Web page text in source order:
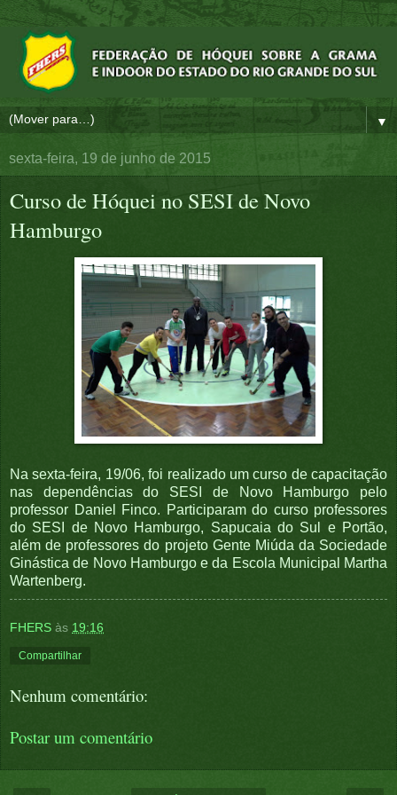
▼
sexta-feira, 19 de junho de 2015
Curso de Hóquei no SESI de Novo
Hamburgo
Na sexta-feira, 19/06, foi realizado um curso de capacitação
nas dependências do SESI de Novo Hamburgo pelo
professor Daniel Finco. Participaram do curso professores
do SESI de Novo Hamburgo, Sapucaia do Sul e Portão,
além de professores do projeto Gente Miúda da Sociedade
Ginástica de Novo Hamburgo e da Escola Municipal Martha
Wartenberg.
FHERS às 19:16
Compartilhar
Nenhum comentário:
Postar um comentário